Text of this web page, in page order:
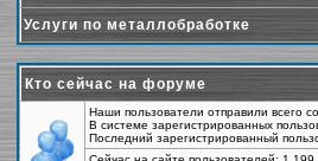
Услуги по металлобработке
Кто сейчас на форуме
Наши пользователи отправили всего
В системе зарегистрированных
Последний зарегистрированный